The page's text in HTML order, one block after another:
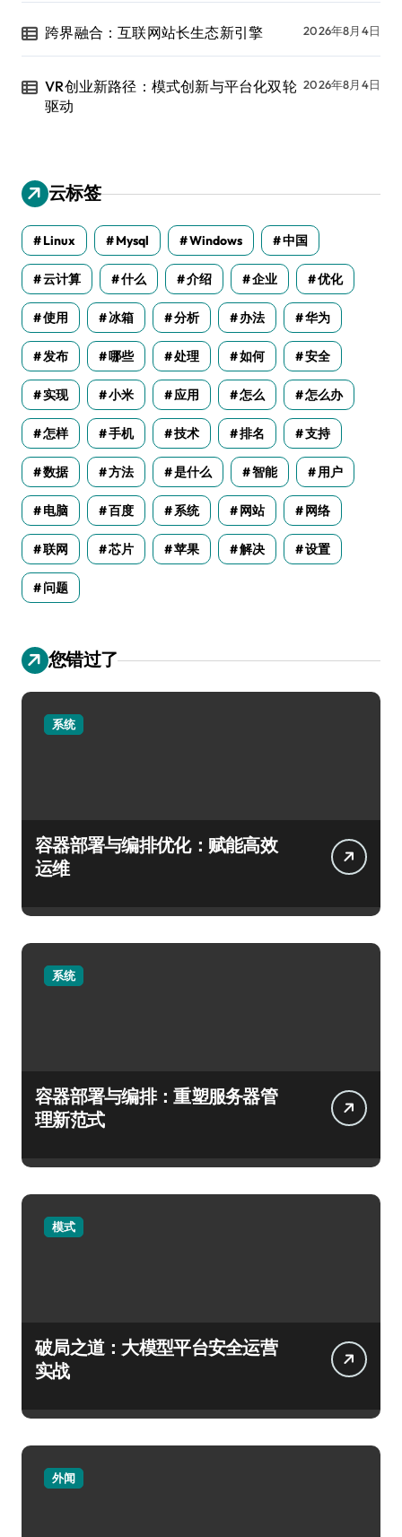
跨界融合：互联网站长生态新引擎 2026年8月4日
VR创业新路径：模式创新与平台化双轮
驱动
2026年8月4日
云标签
Linux Mysql Windows 中国
云计算 什么 介绍 企业 优化
使用 冰箱 分析 办法 华为
发布 哪些 处理 如何 安全
实现 小米 应用 怎么 怎么办
怎样 手机 技术 排名 支持
数据 方法 是什么 智能 用户
电脑 百度 系统 网站 网络
联网 芯片 苹果 解决 设置
问题
您错过了
系统
容器部署与编排优化：赋能高效
运维
系统
容器部署与编排：重塑服务器管
理新范式
模式
破局之道：大模型平台安全运营
实战
外闻